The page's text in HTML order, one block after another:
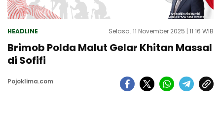
HEADLINE Selasa. 11 November 2025 | 11:16 WIB
Brimob Polda Malut Gelar Khitan Massal
di Sofifi
Pojoklima.com